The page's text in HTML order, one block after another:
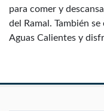
para comer y
del Ramal. También
Aguas Calientes y